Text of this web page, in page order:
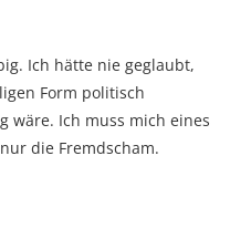
Ich hätte nie geglaubt,
Form politisch
wäre. Ich muss mich eines
die Fremdscham.